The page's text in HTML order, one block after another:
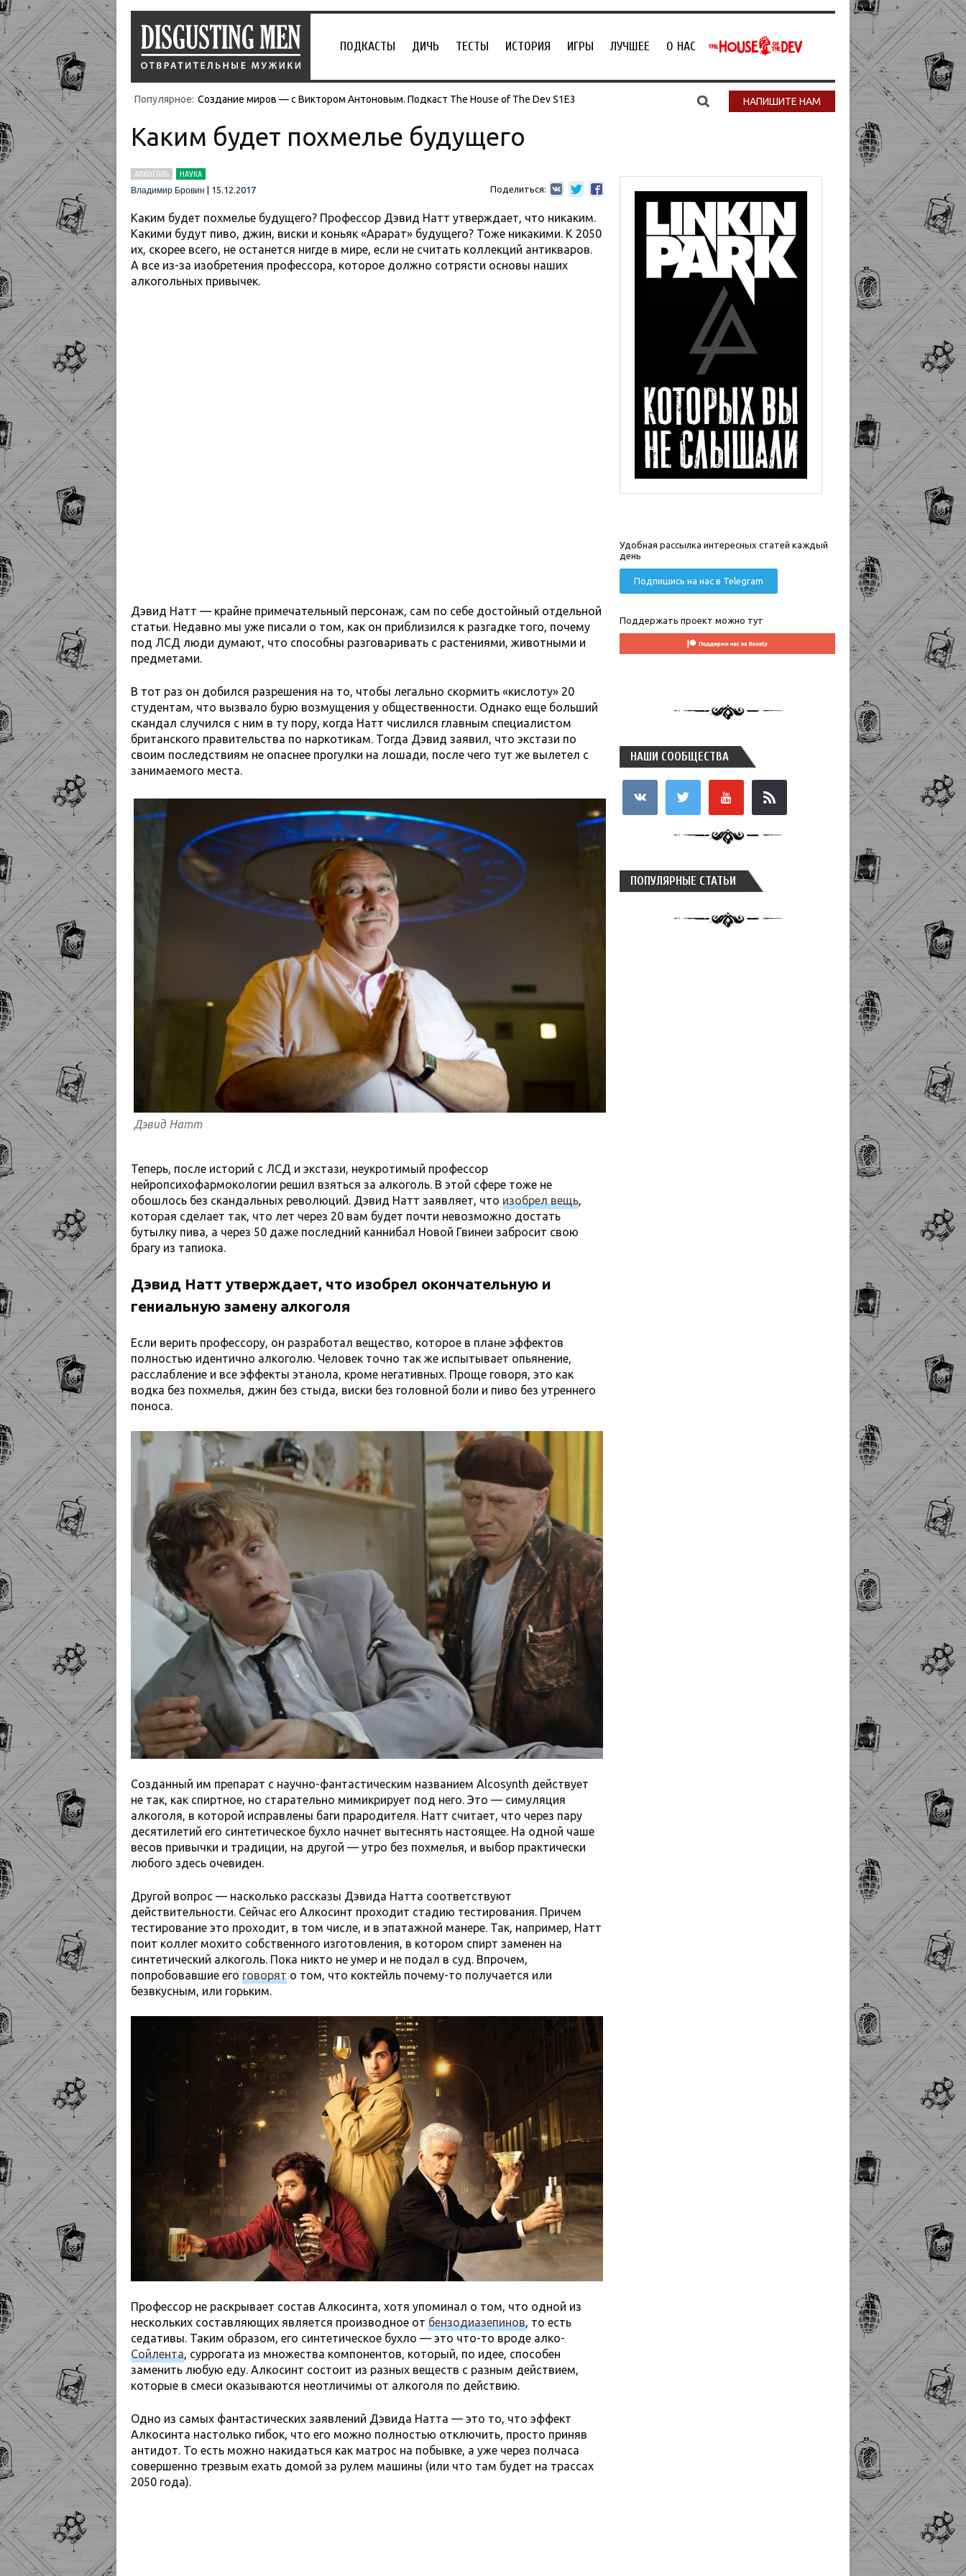
ПОДКАСТЫ ДИЧЬ ТЕСТЫ ИСТОРИЯ ИГРЫ ЛУЧШЕЕ О НАС
Популярное: Создание миров — с Виктором Антоновым. Подкаст The House of The Dev S1E3 НАПИШИТЕ НАМ
Каким будет похмелье будущего
АЛКОГОЛЬ
НАУКА
Владимир Бровин
15.12.2017 Поделиться:
Каким будет похмелье будущего? Профессор Дэвид Натт утверждает, что никаким.
Какими будут пиво, джин, виски и коньяк «Арарат» будущего? Тоже никакими. К 2050
их, скорее всего, не останется нигде в мире, если не считать коллекций антикваров.
А все из-за изобретения профессора, которое должно сотрясти основы наших
алкогольных привычек.
Дэвид Натт — крайне примечательный персонаж, сам по себе достойный отдельной
статьи. Недавно мы уже писали о том, как он приблизился к разгадке того, почему
под ЛСД люди думают, что способны разговаривать с растениями, животными и
предметами.
В тот раз он добился разрешения на то, чтобы легально скормить «кислоту» 20
студентам, что вызвало бурю возмущения у общественности. Однако еще больший
скандал случился с ним в ту пору, когда Натт числился главным специалистом
британского правительства по наркотикам. Тогда Дэвид заявил, что экстази по
своим последствиям не опаснее прогулки на лошади, после чего тут же вылетел с
занимаемого места.
Дэвид Натт
Теперь, после историй с ЛСД и экстази, неукротимый профессор
нейропсихофармокологии решил взяться за алкоголь. В этой сфере тоже не
обошлось без скандальных революций. Дэвид Натт заявляет, что изобрел вещь,
которая сделает так, что лет через 20 вам будет почти невозможно достать
бутылку пива, а через 50 даже последний каннибал Новой Гвинеи забросит свою
брагу из тапиока.
Дэвид Натт утверждает, что изобрел окончательную и
гениальную замену алкоголя
Если верить профессору, он разработал вещество, которое в плане эффектов
полностью идентично алкоголю. Человек точно так же испытывает опьянение,
расслабление и все эффекты этанола, кроме негативных. Проще говоря, это как
водка без похмелья, джин без стыда, виски без головной боли и пиво без утреннего
поноса.
Созданный им препарат с научно-фантастическим названием Alcosynth действует
не так, как спиртное, но старательно мимикрирует под него. Это — симуляция
алкоголя, в которой исправлены баги прародителя. Натт считает, что через пару
десятилетий его синтетическое бухло начнет вытеснять настоящее. На одной чаше
весов привычки и традиции, на другой — утро без похмелья, и выбор практически
любого здесь очевиден.
Другой вопрос — насколько рассказы Дэвида Натта соответствуют
действительности. Сейчас его Алкосинт проходит стадию тестирования. Причем
тестирование это проходит, в том числе, и в эпатажной манере. Так, например, Натт
поит коллег мохито собственного изготовления, в котором спирт заменен на
синтетический алкоголь. Пока никто не умер и не подал в суд. Впрочем,
попробовавшие его говорят о том, что коктейль почему-то получается или
безвкусным, или горьким.
Профессор не раскрывает состав Алкосинта, хотя упоминал о том, что одной из
нескольких составляющих является производное от бензодиазепинов, то есть
седативы. Таким образом, его синтетическое бухло — это что-то вроде алко-
Сойлента, суррогата из множества компонентов, который, по идее, способен
заменить любую еду. Алкосинт состоит из разных веществ с разным действием,
которые в смеси оказываются неотличимы от алкоголя по действию.
Одно из самых фантастических заявлений Дэвида Натта — это то, что эффект
Алкосинта настолько гибок, что его можно полностью отключить, просто приняв
антидот. То есть можно накидаться как матрос на побывке, а уже через полчаса
совершенно трезвым ехать домой за рулем машины (или что там будет на трассах
2050 года).
Удобная рассылка интересных статей каждый
день
Подпишись на нас в Telegram
Поддержать проект можно тут
НАШИ СООБЩЕСТВА
ПОПУЛЯРНЫЕ СТАТЬИ